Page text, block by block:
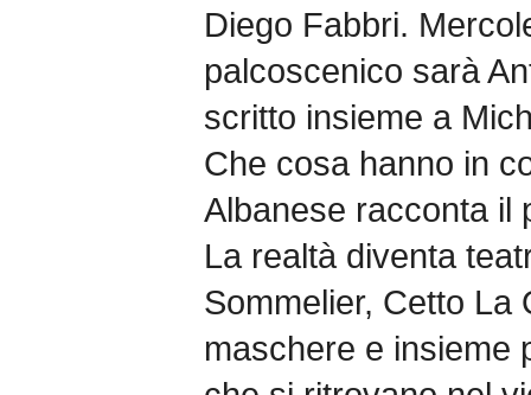
Diego Fabbri.
palcoscenico sarà
scritto insieme a
Che cosa hanno in
Albanese racconta il
La realtà diventa
Sommelier, Cetto La
maschere e insieme